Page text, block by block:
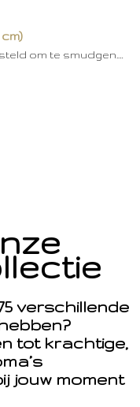
om te smudgen.…
verschillende
tot krachtige,
jouw moment